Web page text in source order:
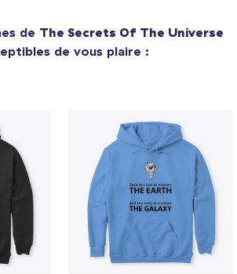
de The Secrets Of The Universe
de vous plaire :